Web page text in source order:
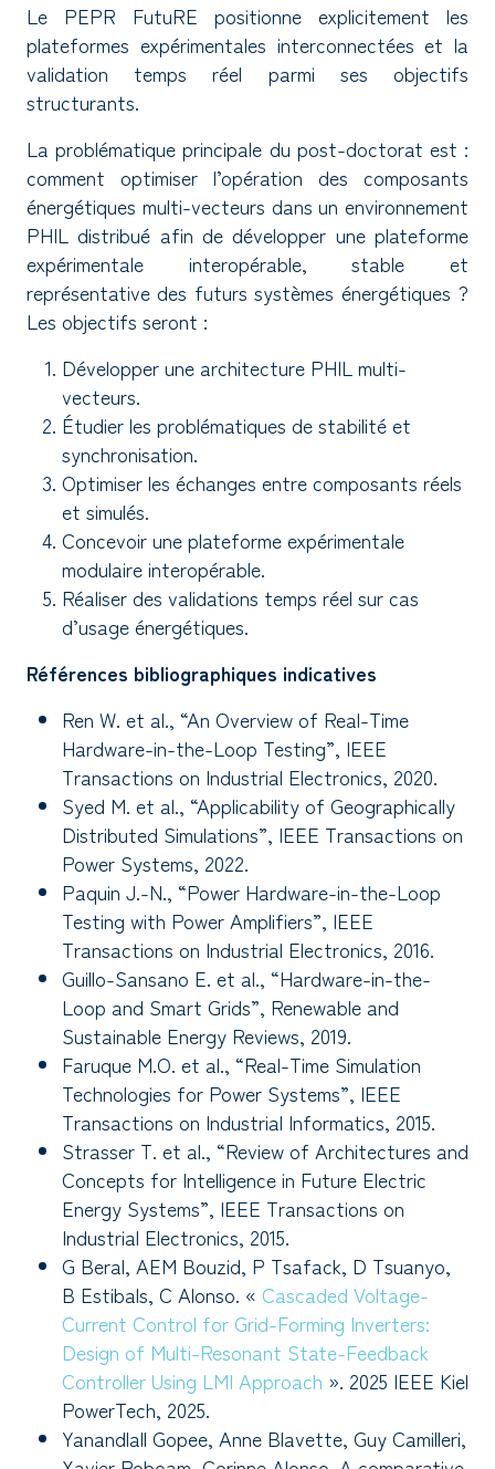
Le PEPR FutuRE positionne explicitement les
plateformes expérimentales interconnectées et la
validation temps réel parmi ses objectifs
structurants.
La problématique principale du post-doctorat est :
comment optimiser l’opération des composants
énergétiques multi-vecteurs dans un environnement
PHIL distribué afin de développer une plateforme
expérimentale interopérable, stable et
représentative des futurs systèmes énergétiques ?
Les objectifs seront :
Développer une architecture PHIL multi-
vecteurs.
Étudier les problématiques de stabilité et
synchronisation.
Optimiser les échanges entre composants réels
et simulés.
Concevoir une plateforme expérimentale
modulaire interopérable.
Réaliser des validations temps réel sur cas
d’usage énergétiques.
Références bibliographiques indicatives
Ren W. et al., “An Overview of Real-Time
Hardware-in-the-Loop Testing”, IEEE
Transactions on Industrial Electronics, 2020.
Syed M. et al., “Applicability of Geographically
Distributed Simulations”, IEEE Transactions on
Power Systems, 2022.
Paquin J.-N., “Power Hardware-in-the-Loop
Testing with Power Amplifiers”, IEEE
Transactions on Industrial Electronics, 2016.
Guillo-Sansano E. et al., “Hardware-in-the-
Loop and Smart Grids”, Renewable and
Sustainable Energy Reviews, 2019.
Faruque M.O. et al., “Real-Time Simulation
Technologies for Power Systems”, IEEE
Transactions on Industrial Informatics, 2015.
Strasser T. et al., “Review of Architectures and
Concepts for Intelligence in Future Electric
Energy Systems”, IEEE Transactions on
Industrial Electronics, 2015.
G Beral, AEM Bouzid, P Tsafack, D Tsuanyo,
B Estibals, C Alonso. « Cascaded Voltage-
Current Control for Grid-Forming Inverters:
Design of Multi-Resonant State-Feedback
Controller Using LMI Approach ». 2025 IEEE Kiel
PowerTech, 2025.
Yanandlall Gopee, Anne Blavette, Guy Camilleri,